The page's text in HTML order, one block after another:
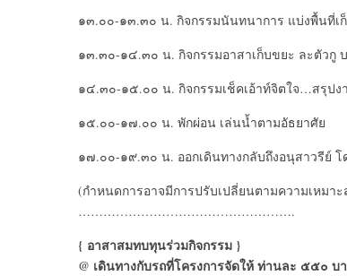
๑๓.๐๐-๑๓.๓๐ น. กิจกรรมนันทนาการ แบ่งพื้นที่เ
๑๓.๓๐-๑๔.๓๐ น. กิจกรรมอาสาเก็บขยะ ละตัวกู
๑๔.๓๐-๑๕.๐๐ น. กิจกรรมเช็คเอ้าท์จิตใจ…สรุปง
๑๕.๐๐-๑๗.๐๐ น. พักผ่อน เล่นน้ำตามอัธยาศัย
๑๗.๐๐-๑๙.๓๐ น. ออกเดินทางกลับถึงอนุสาวรีย์
(กำหนดการอาจมีการปรับเปลี่ยนตามความเหมาะ
…………………………………………….
{ อาสาสมทบทุนร่วมกิจกรรม }
@ เดินทางกับรถที่โครงการจัดให้ ท่านละ ๕๕๐ บ